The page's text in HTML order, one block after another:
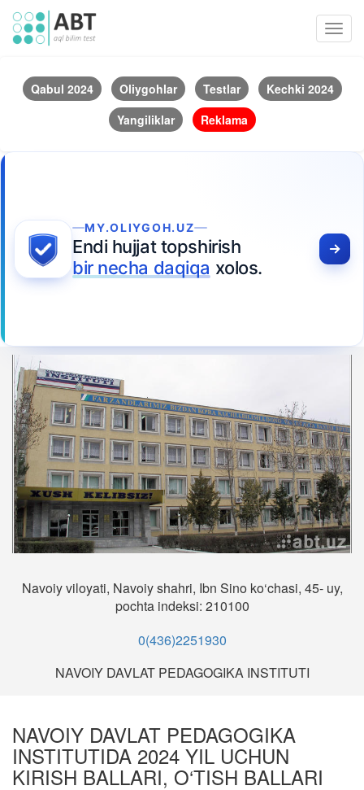
Qabul 2024 Oliygohlar Testlar
Kechki 2024
Yangiliklar
Reklama
MY.OLIYGOH.UZ
Endi hujjat topshirish
bir necha daqiqa xolos.
Navoiy viloyati, Navoiy shahri, Ibn Sino ko‘chasi, 45- uy,
pochta indeksi: 210100
0(436)2251930
NAVOIY DAVLAT PEDAGOGIKA INSTITUTI
NAVOIY DAVLAT PEDAGOGIKA
INSTITUTIDA 2024 YIL UCHUN
KIRISH BALLARI, O‘TISH BALLARI